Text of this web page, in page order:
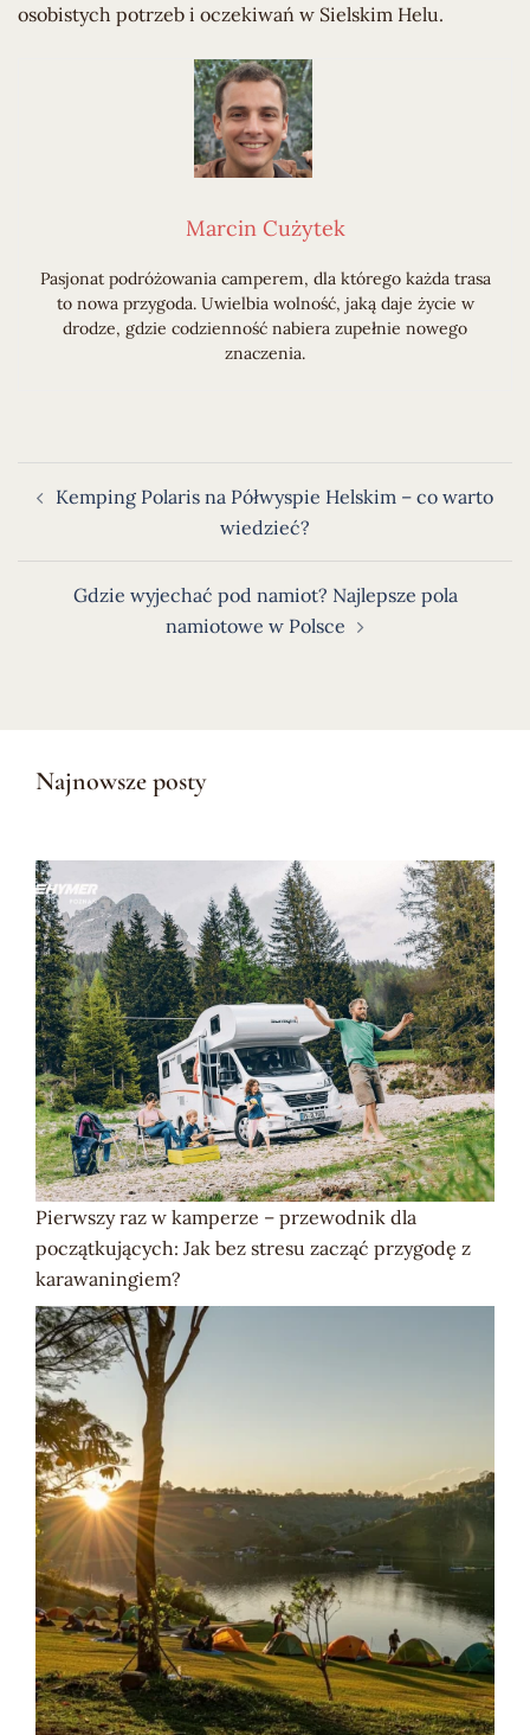
osobistych potrzeb i oczekiwań w Sielskim Helu.
Marcin Cużytek
Pasjonat podróżowania camperem, dla którego każda trasa
to nowa przygoda. Uwielbia wolność, jaką daje życie w
drodze, gdzie codzienność nabiera zupełnie nowego
znaczenia.
wpisuKemping Polaris na Półwyspie Helskim – co warto
wiedzieć?
Gdzie wyjechać pod namiot? Najlepsze pola
namiotowe w Polsce
Najnowsze posty
Pierwszy raz w kamperze – przewodnik dla
początkujących: Jak bez stresu zacząć przygodę z
karawaningiem?